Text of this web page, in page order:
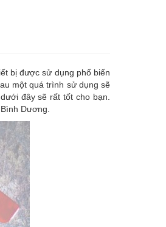
bị được sử dụng phổ biến
một quá trình sử dụng sẽ
đây sẽ rất tốt cho bạn.
Dương.